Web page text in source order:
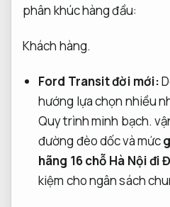
phân khúc hàng đầu:
Khách hàng.
Ford Transit đời mới:
hướng lựa chọn nhiều
Quy trình minh bạch.
đường đèo dốc và mức
hãng 16 chỗ Hà Nội đi
kiệm cho ngân sách